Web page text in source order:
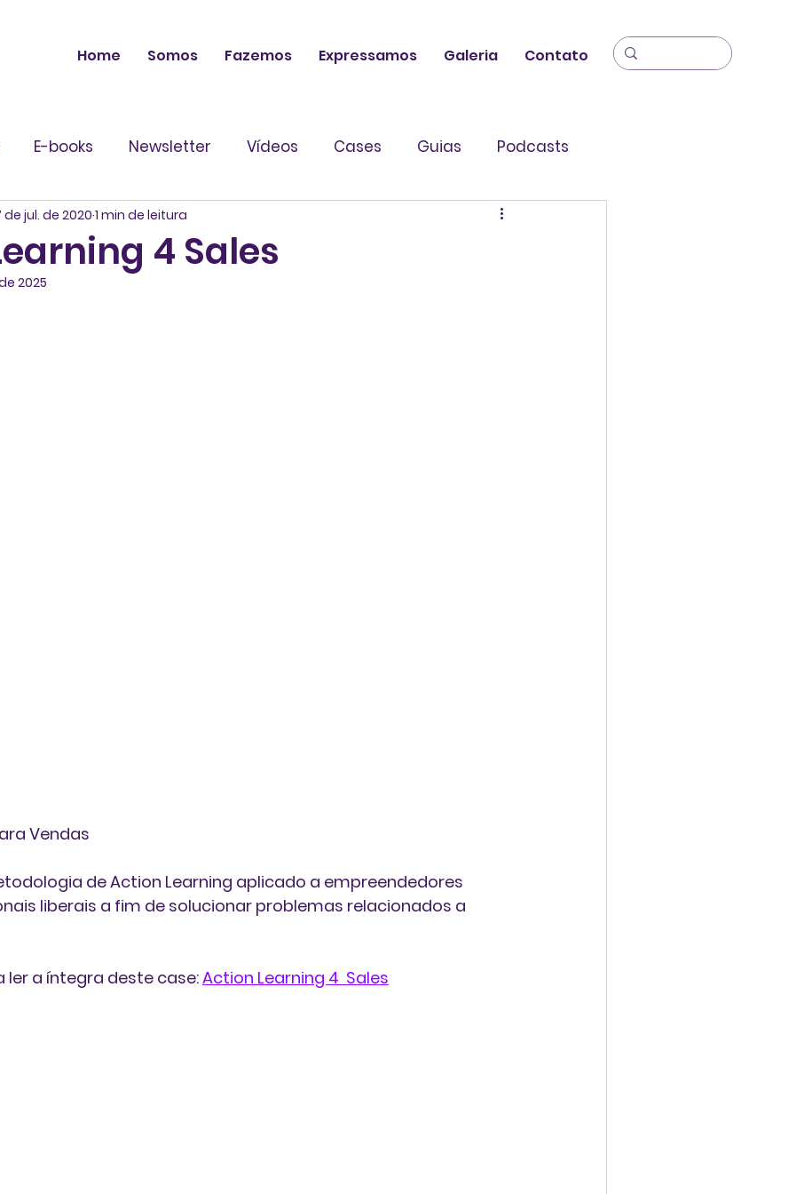
Home Somos Fazemos Expressamos Galeria Contato
E-books Newsletter Vídeos Cases Guias Podcasts
4 Sales
de jul. de 2020 1 min de leitura
2025
de 5 estrelas.
Vendas
de Action Learning aplicado a empreendedores
liberais a fim de solucionar problemas relacionados a
ler a íntegra deste case: Action Learning 4  Sales